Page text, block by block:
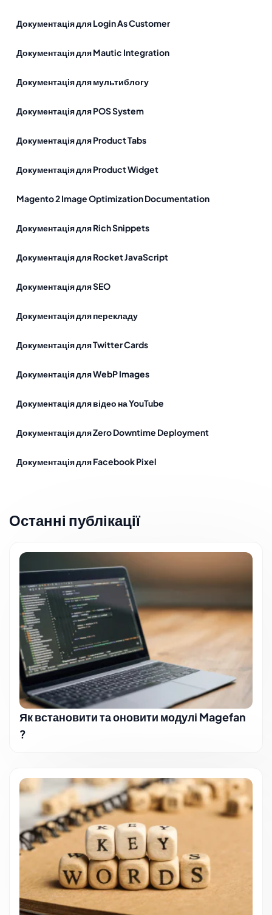
Документація для Login As Customer
Документація для Mautic Integration
Документація для мультиблогу
Документація для POS System
Документація для Product Tabs
Документація для Product Widget
Magento 2 Image Optimization Documentation
Документація для Rich Snippets
Документація для Rocket JavaScript
Документація для SEO
Документація для перекладу
Документація для Twitter Cards
Документація для WebP Images
Документація для відео на YouTube
Документація для Zero Downtime Deployment
Документація для Facebook Pixel
Останні публікації
Як встановити та оновити модулі Magefan
?